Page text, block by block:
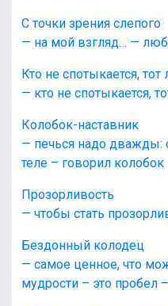
С точки зрения слепого
— на мой взгляд… —
Кто не спотыкается, тот
— кто не спотыкается,
Колобок-наставник
— печься надо дважды:
теле – говорил колобок
Прозорливость
— чтобы стать
Бездонный колодец
— самое ценное, что
мудрости – это пробел